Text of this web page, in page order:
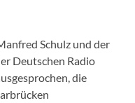
Schulz und der
Deutschen Radio
die